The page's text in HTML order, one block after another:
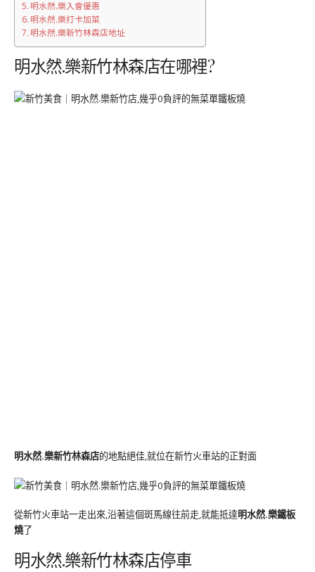
明水然.樂入會優惠
明水然.樂打卡加菜
明水然.樂新竹林森店地址
明水然.樂新竹林森店在哪裡?
明水然.樂新竹林森店的地點絕佳,就位在新竹火車站的正對面
從新竹火車站一走出來,沿著這個斑馬線往前走,就能抵達明水然.樂鐵板
燒了
明水然.樂新竹林森店停車